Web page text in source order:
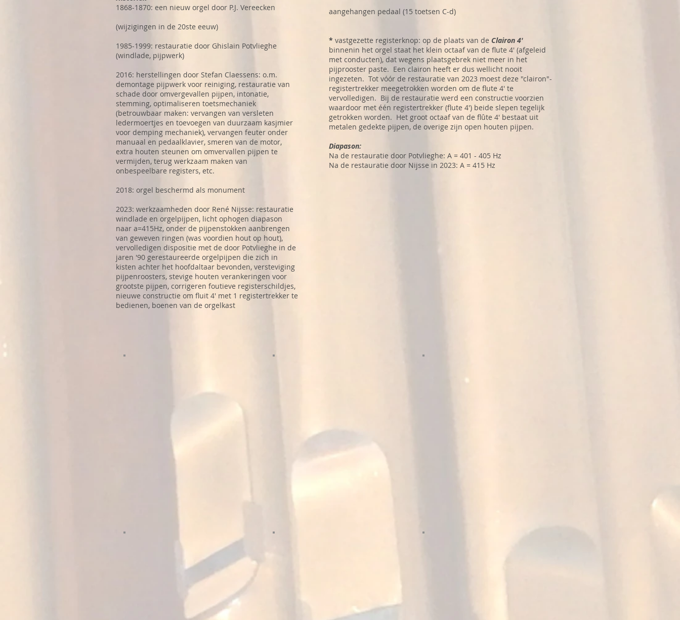
1868-1870: een nieuw orgel door P.J. Vereecken
(wijzigingen in de 20ste eeuw)
1985-1999: restauratie door Ghislain Potvlieghe
(windlade, pijpwerk)
2016: herstellingen door Stefan Claessens: o.m.
demontage pijpwerk voor reiniging, restauratie van
schade door omvergevallen pijpen, intonatie,
stemming, optimaliseren toetsmechaniek
(betrouwbaar maken: vervangen van versleten
ledermoertjes en toevoegen van duurzaam kasjmier
voor demping mechaniek), vervangen feuter onder
manuaal en pedaalklavier, smeren van de motor,
extra houten steunen om omvervallen pijpen te
vermijden, terug werkzaam maken van
onbespeelbare registers, etc.
2018: orgel beschermd als monument
2023: werkzaamheden door René Nijsse: restauratie
windlade en orgelpijpen, licht ophogen diapason
naar a=415Hz, onder de pijpenstokken aanbrengen
van geweven ringen (was voordien hout op hout),
vervolledigen dispositie met de door Potvlieghe in de
jaren '90 gerestaureerde orgelpijpen die zich in
kisten achter het hoofdaltaar bevonden, versteviging
pijpenroosters, stevige houten verankeringen voor
grootste pijpen, corrigeren foutieve registerschildjes,
nieuwe constructie om fluit 4' met 1 registertrekker te
bedienen, boenen van de orgelkast
aangehangen pedaal (15 toetsen C-d)
* vastgezette registerknop: op de plaats van de Clairon 4'
binnenin het orgel staat het klein octaaf van de flute 4' (afgeleid
met conducten), dat wegens plaatsgebrek niet meer in het
pijprooster paste. Een clairon heeft er dus wellicht nooit
ingezeten. Tot vóór de restauratie van 2023 moest deze "clairon"-
registertrekker meegetrokken worden om de flute 4' te
vervolledigen. Bij de restauratie werd een constructie voorzien
waardoor met één registertrekker (flute 4') beide slepen tegelijk
getrokken worden. Het groot octaaf van de flûte 4' bestaat uit
metalen gedekte pijpen, de overige zijn open houten pijpen.
Diapason:
Na de restauratie door Potvlieghe: A = 401 - 405 Hz
Na de restauratie door Nijsse in 2023: A = 415 Hz